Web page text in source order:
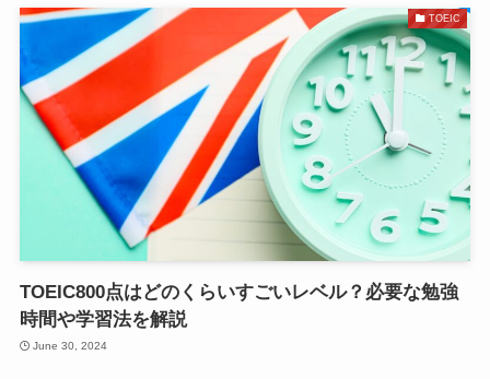
TOEIC
TOEIC800点はどのくらいすごいレベル？必要な勉強
時間や学習法を解説
June 30, 2024